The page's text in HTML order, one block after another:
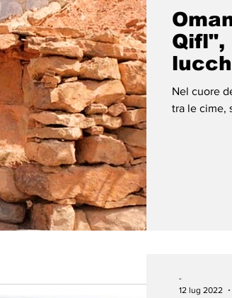
Qifl",
Nel cuore
tra le cime,
-
12 lug 2022